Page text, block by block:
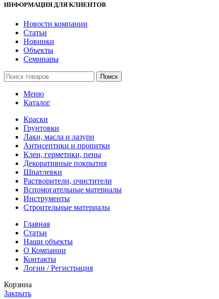
ИНФОРМАЦИЯ ДЛЯ КЛИЕНТОВ
Новости компании
Статьи
Новинки
Объекты
Семинары
Поиск
Меню
Каталог
Краски
Грунтовки
Лаки, масла и лазури
Антисептики и пропитки
Клеи, герметики, пены
Декоративные покрытия
Шпатлевки
Растворители, очистители
Вспомогательные материалы
Инструменты
Строительные материалы
Главная
Статьи
Наши объекты
О Компании
Контакты
Логин / Регистрация
Корзина
Закрыть